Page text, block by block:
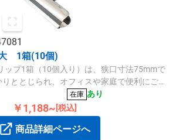
1箱(10個)
ップ1箱（10個入り）は、狭口寸法75mmで
ととじられ、オフィスや家庭で便利にご使
在庫 あり
￥1,188~ [税込]
商品詳細ページへ